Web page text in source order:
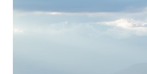
dalšího! Mimochodem: Z
hotelu v
pohodlně dostanete do Sextenských
Zinnen.